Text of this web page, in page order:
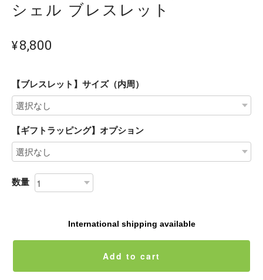
シェル ブレスレット
¥8,800
【ブレスレット】サイズ（内周）
【ギフトラッピング】オプション
数量
International shipping available
Add to cart